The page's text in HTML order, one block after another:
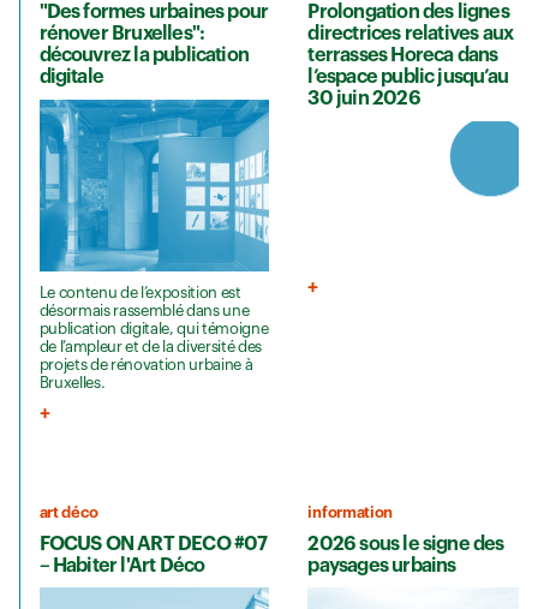
"Des formes urbaines pour
rénover Bruxelles":
découvrez la publication
digitale
Le contenu de l’exposition est
désormais rassemblé dans une
publication digitale, qui témoigne
de l’ampleur et de la diversité des
projets de rénovation urbaine à
Bruxelles.
Prolongation des lignes
directrices relatives aux
terrasses Horeca dans
l’espace public jusqu’au
30 juin 2026
art déco
FOCUS ON ART DECO #07
– Habiter l'Art Déco
information
2026 sous le signe des
paysages urbains